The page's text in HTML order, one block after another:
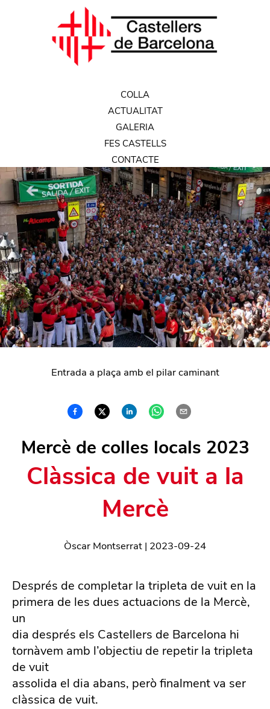
COLLA
ACTUALITAT
GALERIA
FES CASTELLS
CONTACTE
Entrada a plaça amb el pilar caminant
Mercè de colles locals 2023
Clàssica de vuit a la
Mercè
Òscar Montserrat | 2023-09-24
Després de completar la tripleta de vuit en la
primera de les dues actuacions de la Mercè,
un
dia després els Castellers de Barcelona hi
tornàvem amb l’objectiu de repetir la tripleta
de vuit
assolida el dia abans, però finalment va ser
clàssica de vuit.